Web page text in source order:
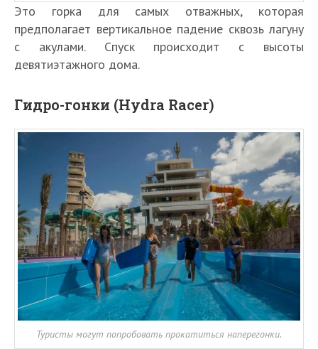
Это горка для самых отважных, которая
предполагает вертикальное падение сквозь лагуну
с акулами. Спуск происходит с высоты
девятиэтажного дома.
Гидро-гонки (Hydra Racer)
Туристы могут попробовать прокатиться наперегонки.